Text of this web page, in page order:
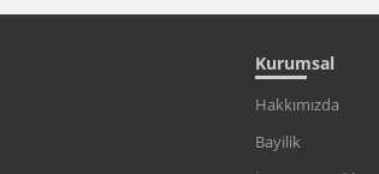
Kurumsal
Hakkımızda
Bayilik